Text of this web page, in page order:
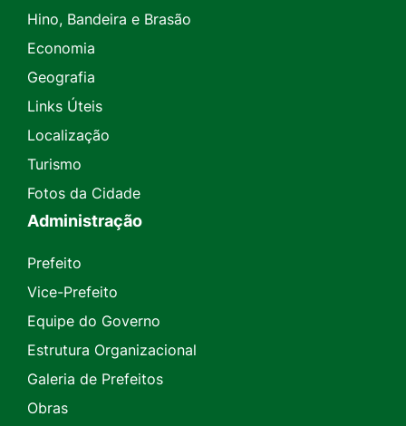
Hino, Bandeira e Brasão
Economia
Geografia
Links Úteis
Localização
Turismo
Fotos da Cidade
Administração
Prefeito
Vice-Prefeito
Equipe do Governo
Estrutura Organizacional
Galeria de Prefeitos
Obras